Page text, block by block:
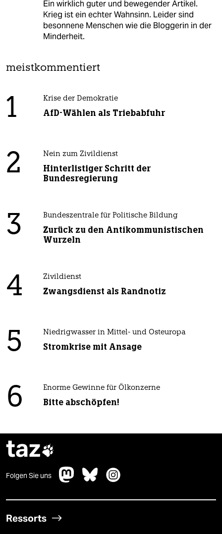
Ein wirklich guter und bewegender Artikel.
Krieg ist ein echter Wahnsinn. Leider sind
besonnene Menschen wie die Bloggerin in der
Minderheit.
meistkommentiert
1 Krise der Demokratie
AfD-Wählen als Triebabfuhr
2 Nein zum Zivildienst
Hinterlistiger Schritt der
Bundesregierung
3 Bundeszentrale für Politische Bildung
Zurück zu den Antikommunistischen
Wurzeln
4 Zivildienst
Zwangsdienst als Randnotiz
5 Niedrigwasser in Mittel- und Osteuropa
Stromkrise mit Ansage
6 Enorme Gewinne für Ölkonzerne
Bitte abschöpfen!
taz
Folgen Sie uns
Ressorts